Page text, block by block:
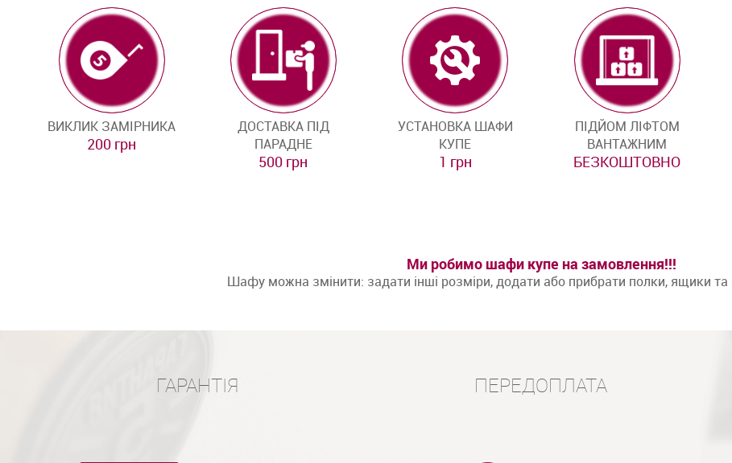
ВИКЛИК ЗАМІРНИКА
200 грн
ДОСТАВКА ПІД
ПАРАДНЕ
500 грн
УСТАНОВКА ШАФИ
КУПЕ
1 грн
ПІДЙОМ ЛІФТОМ
ВАНТАЖНИМ
БЕЗКОШТОВНО
Ми робимо шафи купе на замовлення!!!
Шафу можна змінити: задати інші розміри, додати або прибрати полки, ящики
ГАРАНТІЯ ПЕРЕДОПЛАТА